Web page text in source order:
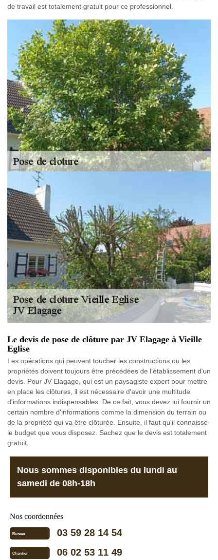
de travail est totalement gratuit pour ce professionnel.
Le devis de pose de clôture par JV Elagage à Vieille
Eglise
Les opérations qui peuvent toucher les constructions ou les
propriétés doivent toujours être précédées de l'établissement d'un
devis. Pour JV Elagage, qui est un paysagiste expert pour mettre
en place les clôtures, il est nécessaire d'avoir une multitude
d'informations indispensables. De ce fait, vous devez lui fournir un
certain nombre d'informations comme la dimension du terrain ou
de la propriété qui va être clôturée. Ensuite, il faut qu'il connaisse
le budget que vous disposez. Sachez que le devis est totalement
gratuit.
Nous sommes disponibles du lundi au
samedi de 08h-18h
Nos coordonnées
Bureau 03 59 28 14 54
Chantier 06 02 53 11 49